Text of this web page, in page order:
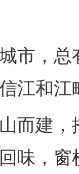
，总
江和江
建，
味，